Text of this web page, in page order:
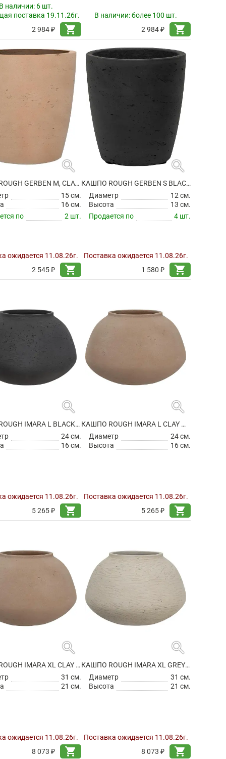
наличии: 6 шт.
поставка 19.11.26г.
2 984 ₽
shopping_cart
В наличии:более 100 шт.
2 984 ₽
shopping_cart
search
КАШПО ROUGH GERBEN M, CLAY WASHED
15 см.
16 см.
по
2 шт.
ожидается 11.08.26г.
2 545 ₽
shopping_cart
search
КАШПО ROUGH GERBEN S BLACK WASHED
Диаметр
12 см.
Высота
13 см.
Продается по
4 шт.
Поставка ожидается 11.08.26г.
1 580 ₽
shopping_cart
search
КАШПО ROUGH IMARA L BLACK WASHED
24 см.
16 см.
ожидается 11.08.26г.
5 265 ₽
shopping_cart
search
КАШПО ROUGH IMARA L CLAY WASHED
Диаметр
24 см.
Высота
16 см.
Поставка ожидается 11.08.26г.
5 265 ₽
shopping_cart
search
КАШПО ROUGH IMARA XL CLAY WASHED
31 см.
21 см.
ожидается 11.08.26г.
8 073 ₽
shopping_cart
search
КАШПО ROUGH IMARA XL GREY WASHED
Диаметр
31 см.
Высота
21 см.
Поставка ожидается 11.08.26г.
8 073 ₽
shopping_cart